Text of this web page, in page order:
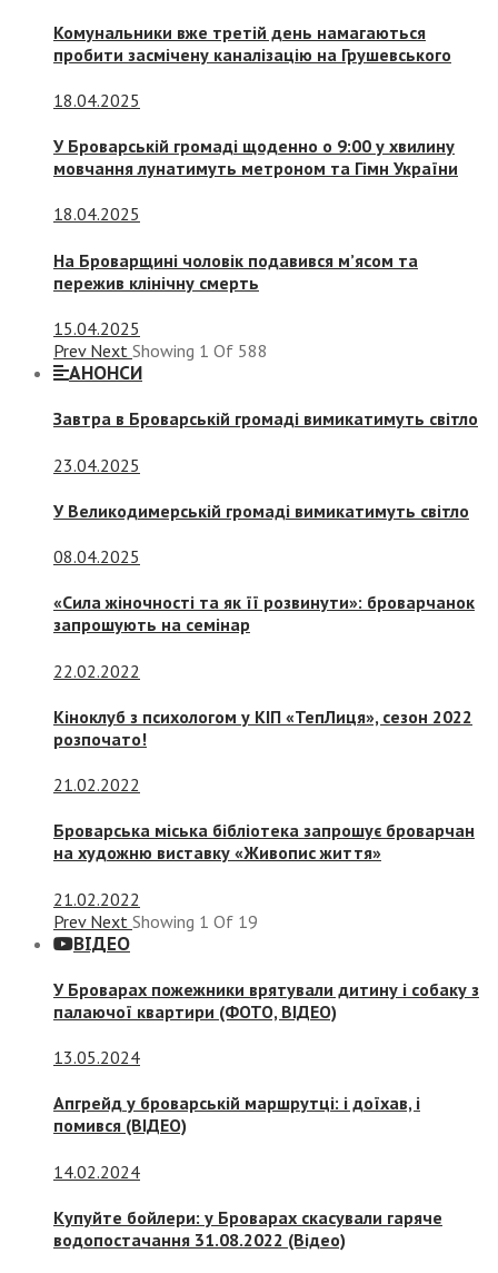
Комунальники вже третій день намагаються
пробити засмічену каналізацію на Грушевського
18.04.2025
У Броварській громаді щоденно о 9:00 у хвилину
мовчання лунатимуть метроном та Гімн України
18.04.2025
На Броварщині чоловік подавився м’ясом та
пережив клінічну смерть
15.04.2025
Prev Next Showing 1 Of 588
АНОНСИ
Завтра в Броварській громаді вимикатимуть світло
23.04.2025
У Великодимерській громаді вимикатимуть світло
08.04.2025
«Сила жіночності та як її розвинути»: броварчанок
запрошують на семінар
22.02.2022
Кіноклуб з психологом у КІП «ТепЛиця», сезон 2022
розпочато!
21.02.2022
Броварська міська бібліотека запрошує броварчан
на художню виставку «Живопис життя»
21.02.2022
Prev Next Showing 1 Of 19
ВІДЕО
У Броварах пожежники врятували дитину і собаку з
палаючої квартири (ФОТО, ВІДЕО)
13.05.2024
Апгрейд у броварській маршрутці: і доїхав, і
помився (ВІДЕО)
14.02.2024
Купуйте бойлери: у Броварах скасували гаряче
водопостачання 31.08.2022 (Відео)